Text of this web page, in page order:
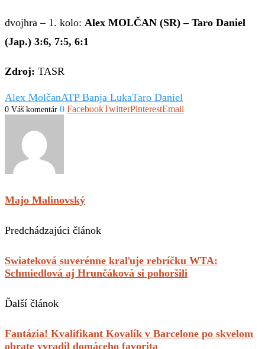
dvojhra – 1. kolo: Alex MOLČAN (SR) – Taro Daniel
(Jap.) 3:6, 7:5, 6:1
Zdroj: TASR
Alex MolčanATP Banja LukaTaro Daniel
0 Váš komentár 0 FacebookTwitterPinterestEmail
Majo Malinovský
Predchádzajúci článok
Swiateková suverénne kraľuje rebríčku WTA:
Schmiedlová aj Hrunčáková si pohoršili
Ďalší článok
Fantázia! Kvalifikant Kovalík v Barcelone po skvelom
obrate vyradil domáceho favorita